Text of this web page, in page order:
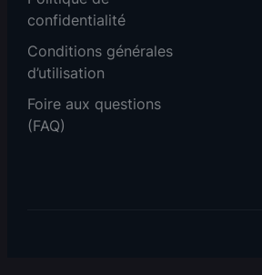
confidentialité
Conditions générales
d’utilisation
Foire aux questions
(FAQ)